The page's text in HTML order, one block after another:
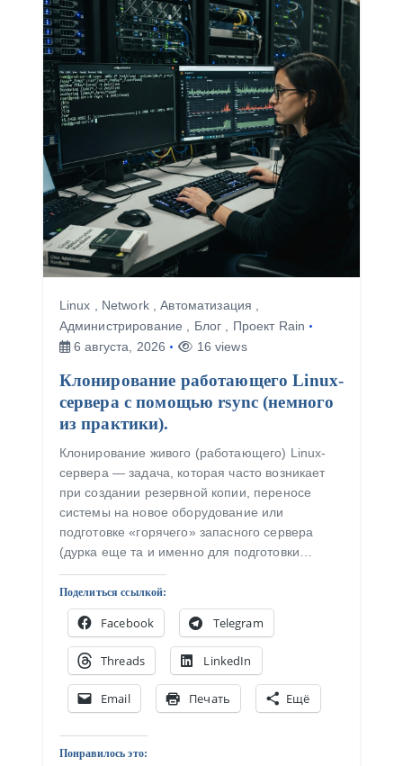
Linux Network,Автоматизация
Администрирование
Блог
Проект Rain
6 августа, 2026
16 views
Клонирование работающего Linux-
сервера с помощью rsync (немного
из практики).
Клонирование живого (работающего) Linux-
сервера — задача, которая часто возникает
при создании резервной копии, переносе
системы на новое оборудование или
подготовке «горячего» запасного сервера
(дурка еще та и именно для подготовки…
Поделиться ссылкой:
Facebook Telegram
Threads LinkedIn
Email Печать Ещё
Понравилось это: